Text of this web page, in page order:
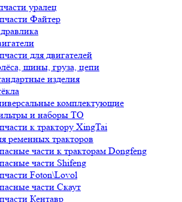
уралец
Файтер
для двигателей
шины, груза, цепи
изделия
комплектующие
и наборы ТО
к трактору XingTai
ременных тракторов
части к тракторам Dongfeng
части Shifeng
Foton\Lovol
части Скаут
Кентавр